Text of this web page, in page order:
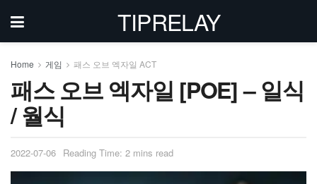
TIPRELAY
Home 게임 패스 오브 엑자일 ACT
패스 오브 엑자일 [POE] – 일식
/ 월식
2022-07-06 Reading Time: 2 mins read